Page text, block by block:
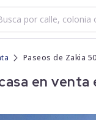
Paseos de Zakia
en venta